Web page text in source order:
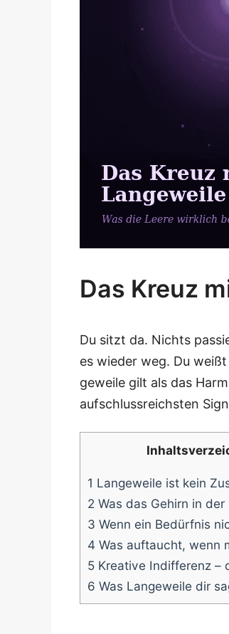
Das Kreuz
Du sitzt da. Nichts
es wie­der weg. Du
ge­wei­le gilt als das
auf­schluss­reichs­ten
1 Lan­ge­wei­le ist kein
2 Was das Gehirn in
3 Wenn ein Bedürf­nis
4 Was auf­taucht, wenn
5 Krea­ti­ve Indif­fe­renz –
6 Was Lan­ge­wei­le dir